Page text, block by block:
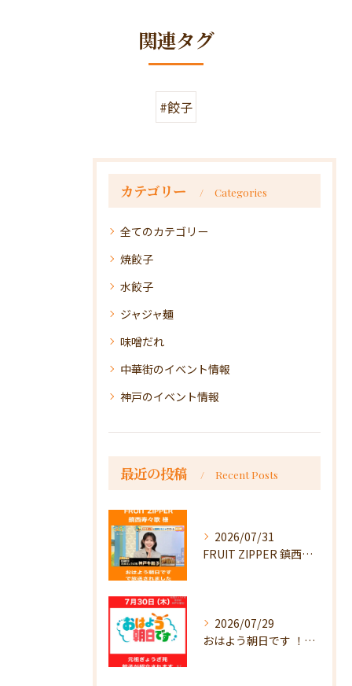
関連タグ
#餃子
カテゴリー Categories
全てのカテゴリー
焼餃子
水餃子
ジャジャ麺
味噌だれ
中華街のイベント情報
神戸のイベント情報
最近の投稿 Recent Posts
2026/07/31
FRUIT ZIPPER 鎮西寿々歌様が！
2026/07/29
おはよう朝日です ！で放送